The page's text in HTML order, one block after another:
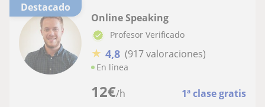
Destacado
12€/h 1ª clase gratis
Online Speaking
Profesor Verificado
★ 4,8 (917 valoraciones)
En línea